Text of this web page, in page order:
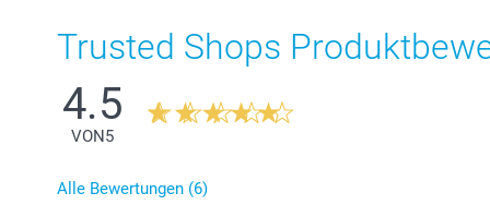
Trusted Shops
4.5
VON 5
Alle Bewertungen (6)